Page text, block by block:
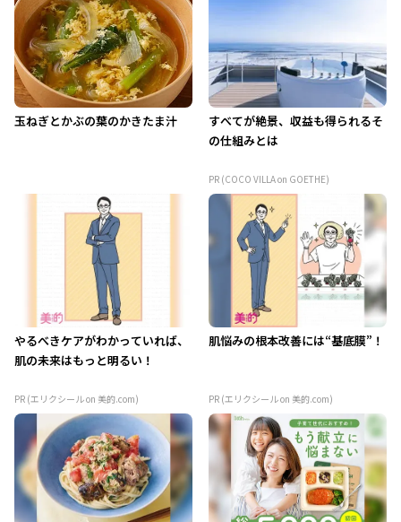
玉ねぎとかぶの葉のかきたま汁
すべてが絶景、収益も得られるそ
の仕組みとは
PR (COCO VILLA on GOETHE)
やるべきケアがわかっていれば、
肌の未来はもっと明るい！
PR (エリクシール on 美的.com)
肌悩みの根本改善には“基底膜”！
PR (エリクシール on 美的.com)